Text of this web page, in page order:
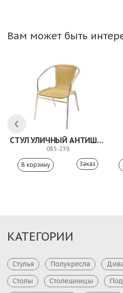
Вам может быть
СТУЛ УЛИЧНЫЙ АНТИШОН
085-239
Заказ
КАТЕГОРИИ
Стулья Полукресла
Столы
Столешницы